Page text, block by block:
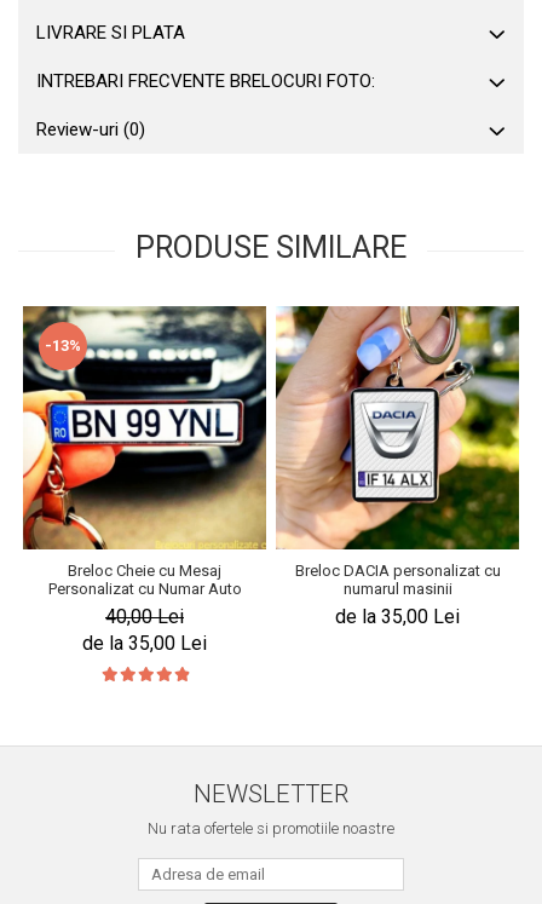
LIVRARE SI PLATA
INTREBARI FRECVENTE BRELOCURI FOTO:
Review-uri (0)
PRODUSE SIMILARE
-13%
Breloc Cheie cu Mesaj
Personalizat cu Numar Auto
40,00 Lei
de la 35,00 Lei
Breloc DACIA personalizat cu
numarul masinii
de la 35,00 Lei
NEWSLETTER
Nu rata ofertele si promotiile noastre